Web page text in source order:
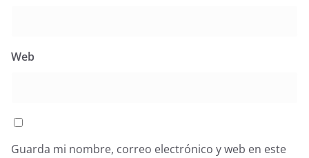
Web
Guarda mi nombre, correo electrónico y web en este